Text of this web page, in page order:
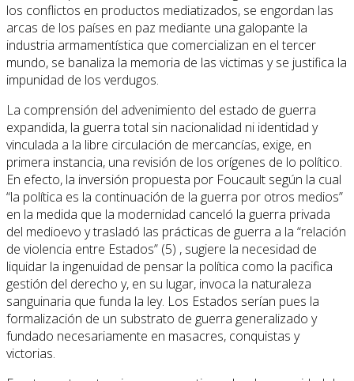
los conflictos en productos mediatizados, se engordan las
arcas de los países en paz mediante una galopante la
industria armamentística que comercializan en el tercer
mundo, se banaliza la memoria de las victimas y se justifica la
impunidad de los verdugos.
La comprensión del advenimiento del estado de guerra
expandida, la guerra total sin nacionalidad ni identidad y
vinculada a la libre circulación de mercancías, exige, en
primera instancia, una revisión de los orígenes de lo político.
En efecto, la inversión propuesta por Foucault según la cual
“la política es la continuación de la guerra por otros medios”
en la medida que la modernidad canceló la guerra privada
del medioevo y trasladó las prácticas de guerra a la “relación
de violencia entre Estados” (5) , sugiere la necesidad de
liquidar la ingenuidad de pensar la política como la pacifica
gestión del derecho y, en su lugar, invoca la naturaleza
sanguinaria que funda la ley. Los Estados serían pues la
formalización de un substrato de guerra generalizado y
fundado necesariamente en masacres, conquistas y
victorias.